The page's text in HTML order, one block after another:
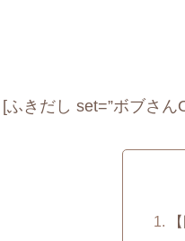
[ふきだし set=”ボブさ